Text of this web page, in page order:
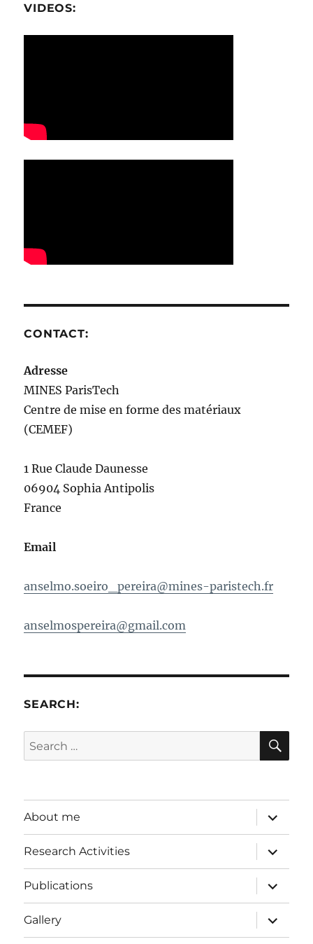
VIDEOS:
CONTACT:
Adresse
MINES ParisTech
Centre de mise en forme des matériaux
(CEMEF)
1 Rue Claude Daunesse
06904 Sophia Antipolis
France
Email
anselmo.soeiro_pereira@mines-paristech.fr
anselmospereira@gmail.com
SEARCH:
Search
for:
About me
expand
child
menu
Research Activities
expand
child
menu
Publications
expand
child
menu
Gallery
expand
child
menu